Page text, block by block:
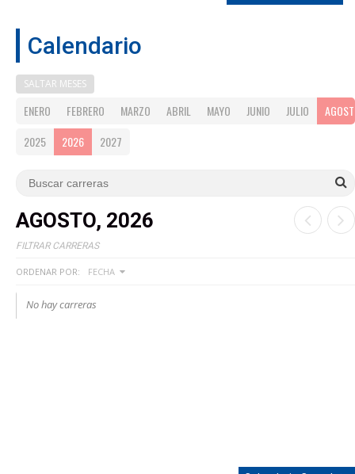
Calendario
SALTAR MESES
ENERO FEBRERO MARZO ABRIL MAYO JUNIO JULIO
2025
2026 2027
AGOSTO, 2026
FILTRAR CARRERAS
ORDENAR POR: FECHA
No hay carreras